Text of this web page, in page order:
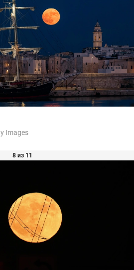
Images
8 из 11